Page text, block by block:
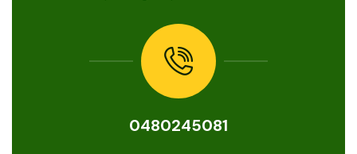
0480245081